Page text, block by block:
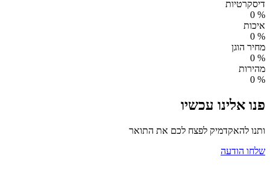
דיסקרטיות
%
0
איכות
%
0
מחיר הוגן
%
0
מהירות
%
0
פנו אלינו עכשיו
ותנו להאקדמיק לפצח לכם את התואר
שלחו הודעה